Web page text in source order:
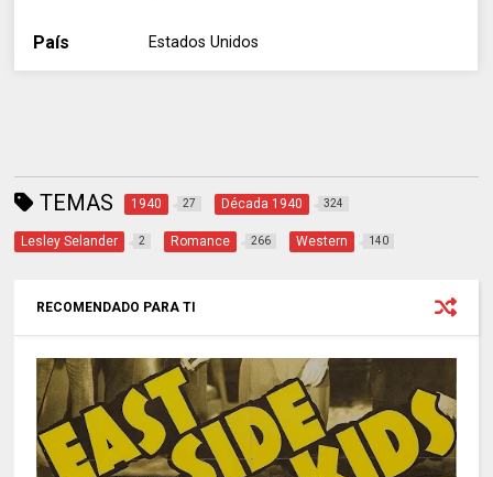
País Estados Unidos
TEMAS 1940 27 Década 1940 324
Lesley Selander 2 Romance 266 Western 140
RECOMENDADO PARA TI